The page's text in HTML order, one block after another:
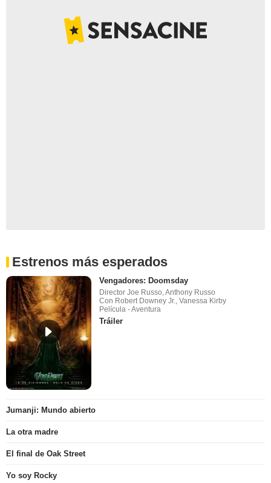
Estrenos más esperados
Vengadores: Doomsday
Director Joe Russo, Anthony Russo
Con Robert Downey Jr., Vanessa Kirby
Película - Aventura
Tráiler
Jumanji: Mundo abierto
La otra madre
El final de Oak Street
Yo soy Rocky